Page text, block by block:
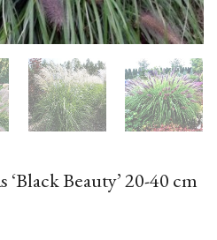
‘Black Beauty’ 20-40 cm